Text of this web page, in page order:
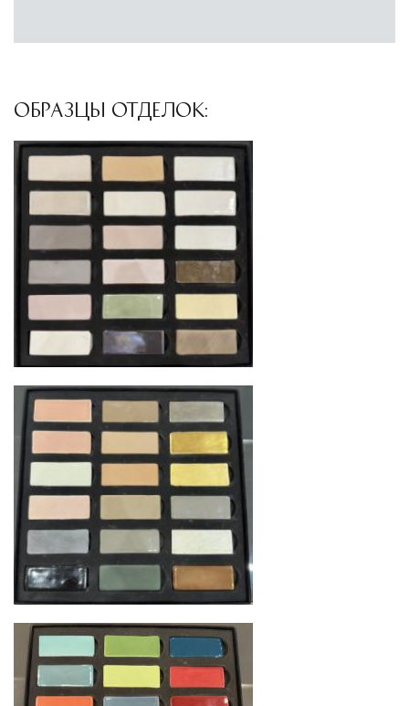
доставки и обеспечить полный контроль над
Глобальная сеть распределительных
Помимо Москвы, мы располагаем
логистическими узлами в ключевых
международных хабах:
Дубай, ОАЭ— региональный центр для
Ближнего Востока и Азии
— распределительная база для
Средиземноморского региона
Лондон, Великобритания—
логистический хаб для европейского рынка
США — центр доставки для
североамериканского сегмента
Другие страны Европы— расширенная
сеть партнёрских складов
Условия доставки по Москве и Московской
области
Для клиентов Москвы и МО предусмотрены
следующие услуги:
Доставка до адреса— транспортировка
товара от нашего склада непосредственно к
ОБРАЗЦЫ ОТДЕЛОК: